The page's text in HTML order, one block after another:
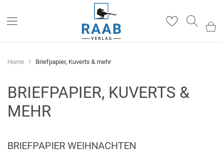
Home Briefpapier, Kuverts & mehr
BRIEFPAPIER, KUVERTS &
MEHR
BRIEFPAPIER WEIHNACHTEN